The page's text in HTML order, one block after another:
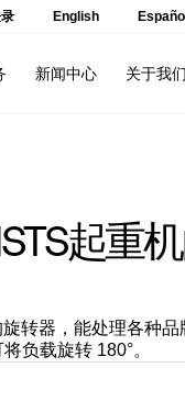
English Español
新闻中心 关于我们
起重
转器，能处理各种品
负载旋转 180°。